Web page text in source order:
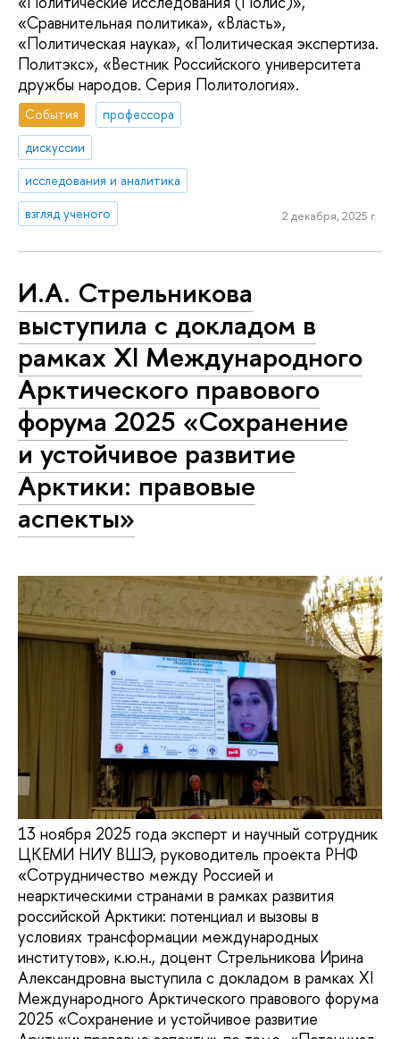
«Сравнительная политика», «Власть»,
«Политическая наука», «Политическая экспертиза.
Политэкс», «Вестник Российского университета
дружбы народов. Серия Политология».
События
профессора
дискуссии
исследования и аналитика
взгляд ученого
2 декабря, 2025 г.
И.А. Стрельникова
выступила с докладом в
рамках XI Международного
Арктического правового
форума 2025 «Сохранение
и устойчивое развитие
Арктики: правовые
аспекты»
13 ноября 2025 года эксперт и научный сотрудник
ЦКЕМИ НИУ ВШЭ, руководитель проекта РНФ
«Сотрудничество между Россией и
неарктическими странами в рамках развития
российской Арктики: потенциал и вызовы в
условиях трансформации международных
институтов», к.ю.н., доцент Стрельникова Ирина
Александровна выступила с докладом в рамках XI
Международного Арктического правового форума
2025 «Сохранение и устойчивое развитие